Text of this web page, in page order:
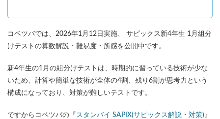
コベツバでは、2026年1月12日実施、 サピックス新4年生 1月組分
けテストの算数解説・難易度・所感を公開中です。
新4年生の1月の組分けテストは、時期的に習っている技術が少な
いため、計算や簡単な技術が全体の4割、残り6割が思考力という
構成になっており、対策が難しいテストです。
ですからコベツバの『 スタンバイ SAPIX(サピックス解説・対策)』
TopGun特訓 コベツバ過去問動画解説
検索